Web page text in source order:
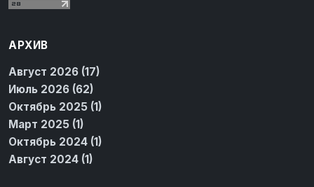
АРХИВ
Август 2026 (17)
Июль 2026 (62)
Октябрь 2025 (1)
Март 2025 (1)
Октябрь 2024 (1)
Август 2024 (1)